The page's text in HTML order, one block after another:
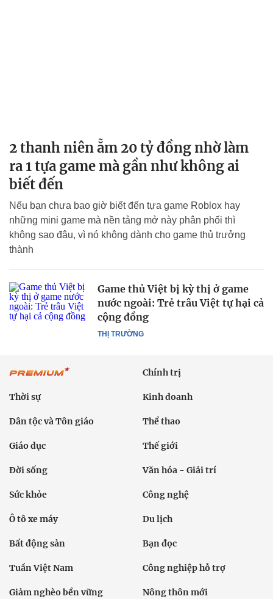
2 thanh niên ẵm 20 tỷ đồng nhờ làm
ra 1 tựa game mà gần như không ai
biết đến
Nếu bạn chưa bao giờ biết đến tựa game Roblox hay
những mini game mà nền tảng mở này phân phối thì
không sao đâu, vì nó không dành cho game thủ trưởng
thành
THỊ TRƯỜNG
Game thủ Việt bị kỳ thị ở game
nước ngoài: Trẻ trâu Việt tự hại cả
cộng đồng
Chính trị
Thời sự Kinh doanh
Dân tộc và Tôn giáo Thể thao
Giáo dục Thế giới
Đời sống Văn hóa - Giải trí
Sức khỏe Công nghệ
Ô tô xe máy Du lịch
Bất động sản Bạn đọc
Tuần Việt Nam Công nghiệp hỗ trợ
Giảm nghèo bền vững Nông thôn mới